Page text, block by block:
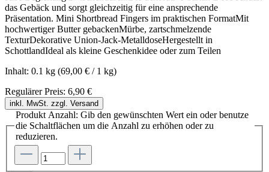
das Gebäck und sorgt gleichzeitig für eine ansprechende
Präsentation. Mini Shortbread Fingers im praktischen FormatMit
hochwertiger Butter gebackenMürbe, zartschmelzende
TexturDekorative Union-Jack-MetalldoseHergestellt in
SchottlandIdeal als kleine Geschenkidee oder zum Teilen
Inhalt: 0.1 kg (69,00 € / 1 kg)
Regulärer Preis: 6,90 €
inkl. MwSt. zzgl. Versand
Produkt Anzahl: Gib den gewünschten Wert ein oder benutze
die Schaltflächen um die Anzahl zu erhöhen oder zu
reduzieren.